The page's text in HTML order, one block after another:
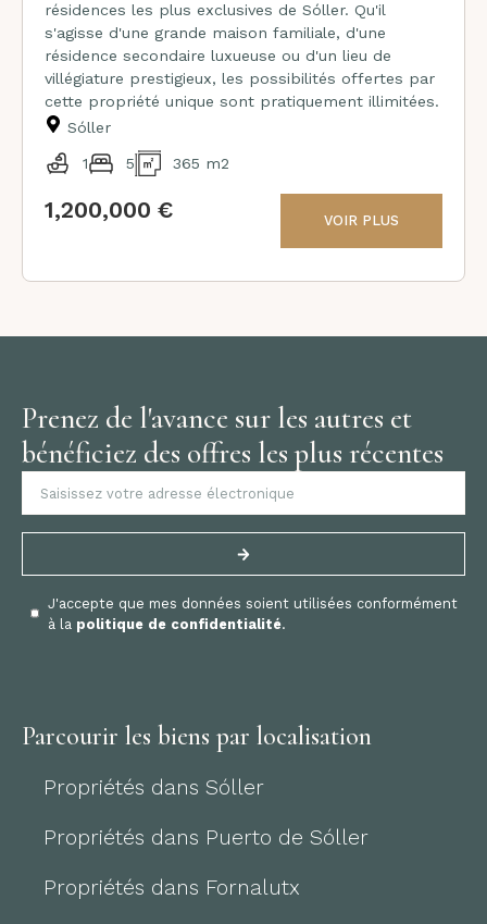
résidences les plus exclusives de Sóller. Qu'il
s'agisse d'une grande maison familiale, d'une
résidence secondaire luxueuse ou d'un lieu de
villégiature prestigieux, les possibilités offertes par
cette propriété unique sont pratiquement illimitées.
Sóller
1 5 365 m2
1,200,000 € VOIR PLUS
Prenez de l'avance sur les autres et
bénéficiez des offres les plus récentes
J'accepte que mes données soient utilisées conformément
à la politique de confidentialité.
Parcourir les biens par localisation
Propriétés dans Sóller
Propriétés dans Puerto de Sóller
Propriétés dans Fornalutx